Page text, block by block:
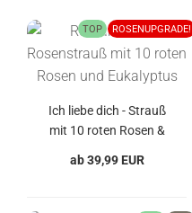
TOP ROSENUPGRADE!
Ich liebe dich - Strauß
mit 10 roten Rosen &
ab 39,99 EUR